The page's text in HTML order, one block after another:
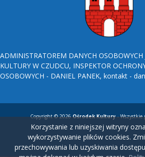
ADMINISTRATOREM DANYCH OSOBOWYCH
KULTURY W CZUDCU, INSPEKTOR
OSOBOWYCH - DANIEL PANEK, kontakt -
Copyright © 2026Ośrodek Kultury- Wszystkie
Korzystanie z niniejszej witryny
wykorzystywanie plików cookies.
przechowywania lub uzyskiwania